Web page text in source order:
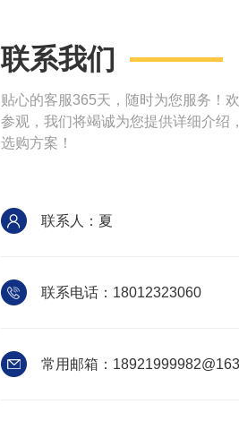
联系我们
贴心的客服365天，随时为您服务！
参观，我们将竭诚为您提供详细介绍
选购方案！
联系人：夏
联系电话：18012323060
常用邮箱：